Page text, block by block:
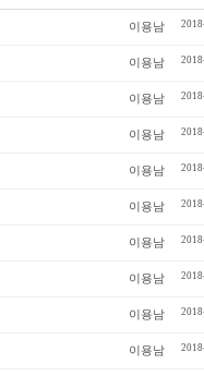
이용남
이용남
이용남
이용남
이용남
이용남
이용남
이용남
이용남
이용남